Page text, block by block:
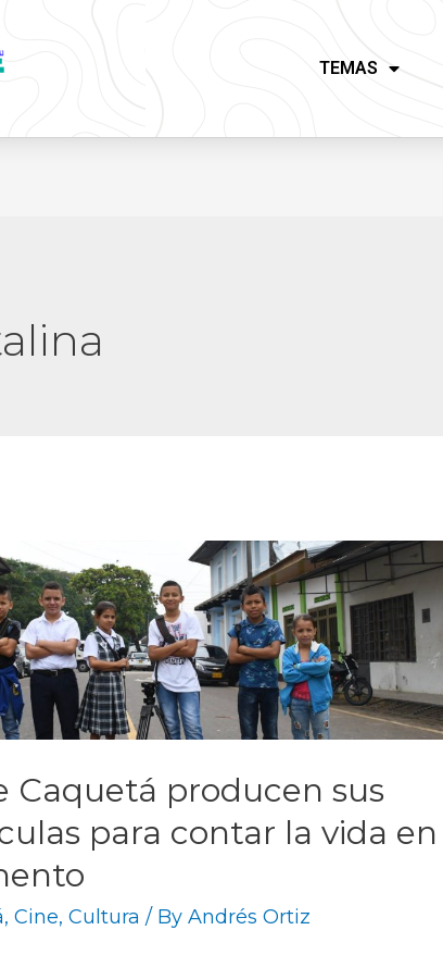
TEMAS
Caquetá producen sus
para contar la vida en
,Cine,Cultura / ByAndrés Ortiz